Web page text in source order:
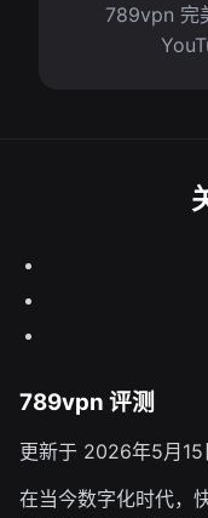
789vpn 完
789vpn 评测
更新于 2026年5月15
在当今数字化时代，